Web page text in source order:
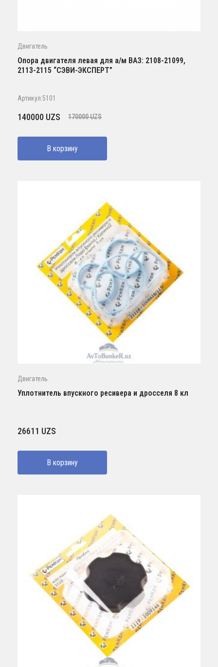
Двигатель
Опора двигателя левая для а/м ВАЗ: 2108-21099,
2113-2115 “СЭВИ-ЭКСПЕРТ”
Артикул:5101
170000UZS
Первоначальная
составляла
170000 UZS.
140000 UZS
Текущая
140000 UZS.
В корзину
Двигатель
Уплотнитель впускного ресивера и дросселя 8 кл
26611 UZS
В корзину